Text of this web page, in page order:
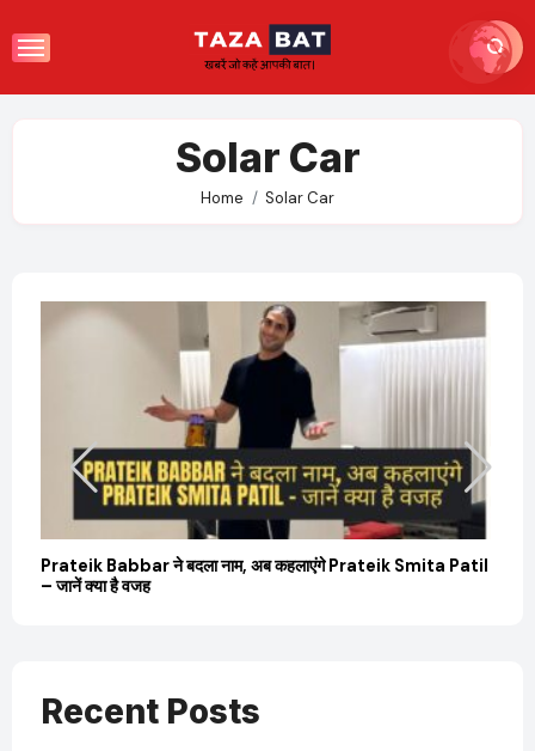
to
Solar Car
Home Solar Car
Prateik Babbar ने बदला नाम, अब कहलाएंगे Prateik Smita Patil
– जानें क्या है वजह
Recent Posts